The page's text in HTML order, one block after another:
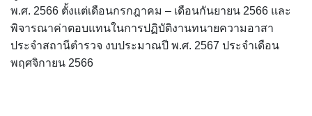
พ.ศ. 2566 ตั้งแต่เดือนกรกฎาคม – เดือนกันยายน 2566 และ
พิจารณาค่าตอบแทนในการปฏิบัติงานทนายความอาสา
ประจำสถานีตำรวจ งบประมาณปี พ.ศ. 2567 ประจำเดือน
พฤศจิกายน 2566